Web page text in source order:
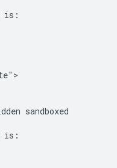
is:
sandboxed
is: